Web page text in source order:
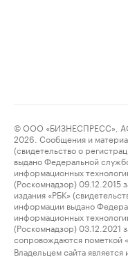
© ООО «БИЗНЕСПРЕСС»,
2026. Сообщения и
(свидетельство о
выдано Федеральной
информационных
(Роскомнадзор)
издания «РБК»
информации выдано
информационных
(Роскомнадзор)
сопровождаются пометкой
Владельцем сайта